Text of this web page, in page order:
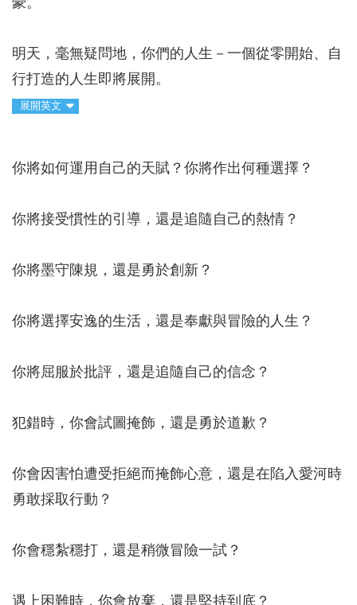
豪。
明天，毫無疑問地，你們的人生－一個從零開始、自
行打造的人生即將展開。
展開英文
你將如何運用自己的天賦？你將作出何種選擇？
你將接受慣性的引導，還是追隨自己的熱情？
你將墨守陳規，還是勇於創新？
你將選擇安逸的生活，還是奉獻與冒險的人生？
你將屈服於批評，還是追隨自己的信念？
犯錯時，你會試圖掩飾，還是勇於道歉？
你會因害怕遭受拒絕而掩飾心意，還是在陷入愛河時
勇敢採取行動？
你會穩紮穩打，還是稍微冒險一試？